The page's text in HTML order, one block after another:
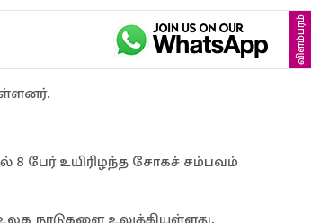
விளம்பரம்
8 பேர் உயிரிழந்த சோகச் சம்பவம்
நாடுகளை உலுக்கியுள்ளது.